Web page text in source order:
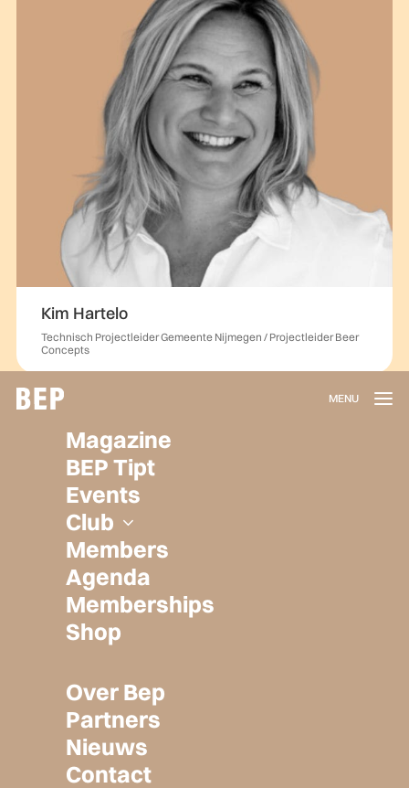
Magazine
BEP Tipt
Events
Club
Members
Agenda
Memberships
Shop
Over Bep
Partners
Nieuws
Contact
Kim Hartelo
Technisch Projectleider Gemeente Nijmegen / Projectleider Beer
Concepts
Simone van Poppel-Moolenaar
Simoon Hormoon / Docent HAN